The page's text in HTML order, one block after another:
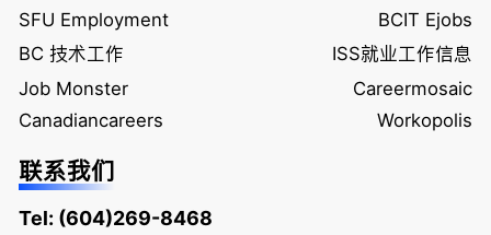
SFU Employment
BCIT Ejobs
BC 技术工作
ISS就业工作信息
Job Monster
Careermosaic
Canadiancareers
Workopolis
联系我们
Tel: (604)269-8468